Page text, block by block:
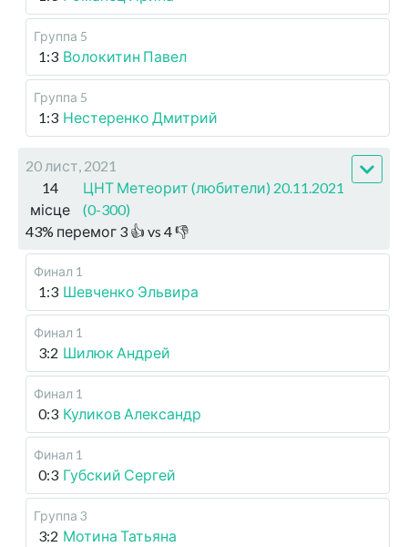
Группа 5
1:3 Волокитин Павел
Группа 5
1:3 Нестеренко Дмитрий
20 лист, 2021
14
місце
ЦНТ Метеорит (любители) 20.11.2021
(0-300)
43% перемог 3 👍 vs 4👎
Финал 1
1:3 Шевченко Эльвира
Финал 1
3:2 Шилюк Андрей
Финал 1
0:3 Куликов Александр
Финал 1
0:3 Губский Сергей
Группа 3
3:2 Мотина Татьяна